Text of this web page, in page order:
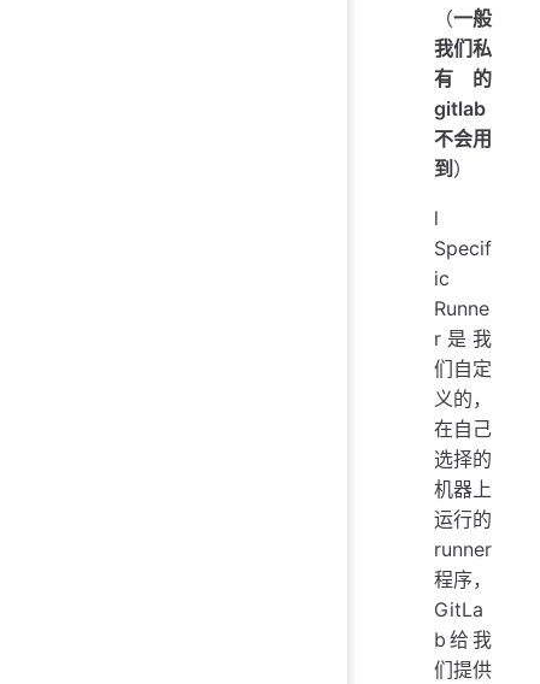
（一般
我们私
有的
gitlab
不会用
到）
l
Specif
ic
Runne
r是我
们自定
义的，
在自己
选择的
机器上
运行的
runner
程序，
GitLa
b给我
们提供